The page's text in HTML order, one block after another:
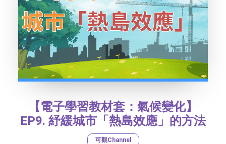
【電子學習教材套：氣候變化】
EP9. 紓緩城市「熱島效應」的方法
可觀Channel